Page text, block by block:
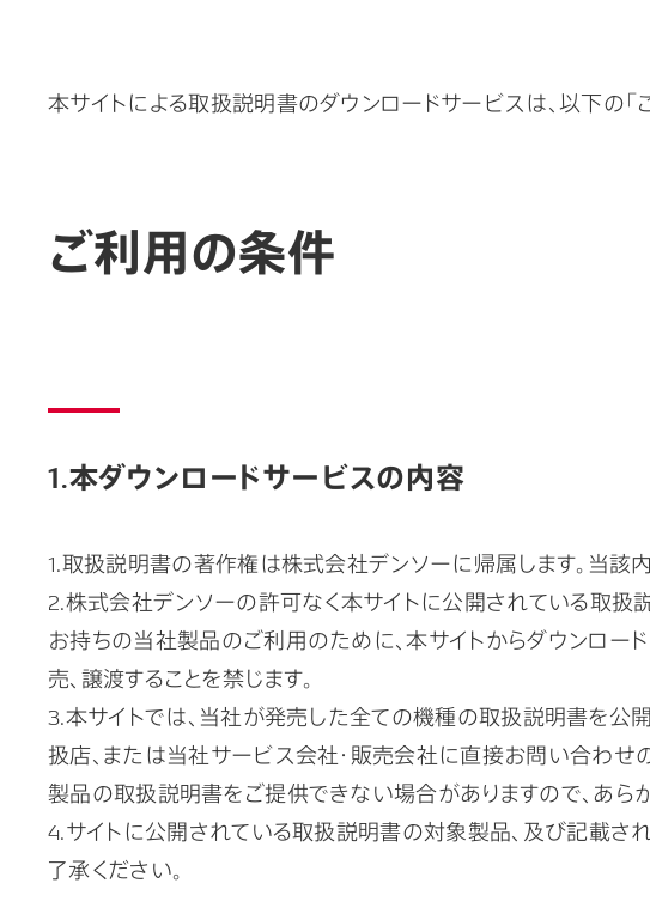
本サイトによる取扱説明書のダウンロードサービスは、以下の
ご利用の条件
1.本ダウンロードサービスの内容
1.取扱説明書の著作権は株式会社デンソーに帰属します。当該
2.株式会社デンソーの許可なく本サイトに公開されている取扱
お持ちの当社製品のご利用のために、本サイトからダウンロー
売、譲渡することを禁じます。
3.本サイトでは、当社が発売した全ての機種の取扱説明書を公
扱店、または当社サービス会社・販売会社に直接お問い合わせ
製品の取扱説明書をご提供できない場合がありますので、あら
4.サイトに公開されている取扱説明書の対象製品、及び記載さ
了承ください。